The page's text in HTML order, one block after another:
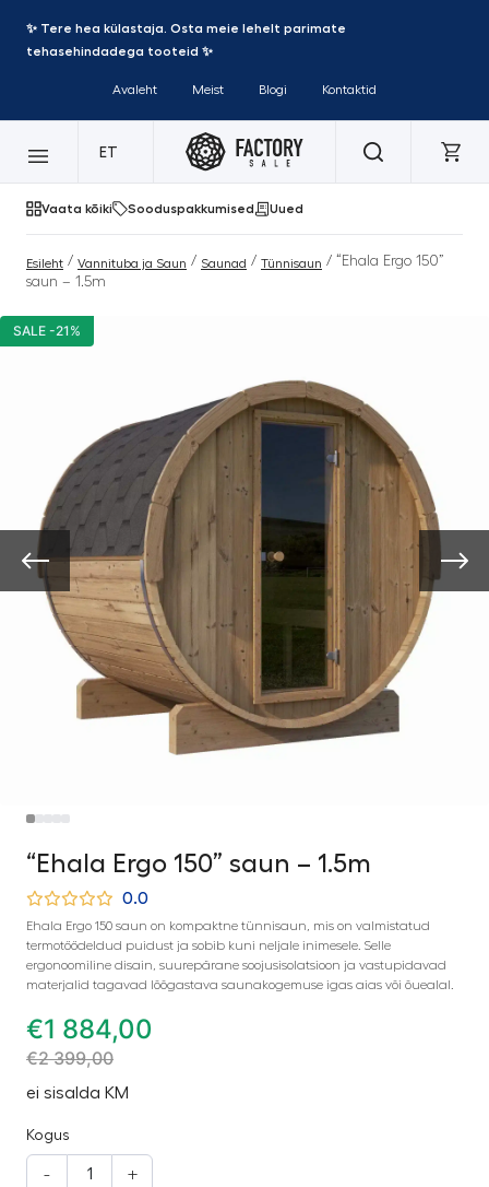
✨ Tere hea külastaja. Osta meie lehelt parimate
tehasehindadega tooteid ✨
Avaleht Meist Blogi Kontaktid
ET
Vaata kõiki Sooduspakkumised Uued
Esileht / Vannituba ja Saun / Saunad / Tünnisaun / “Ehala Ergo 150”
saun – 1.5m
SALE -21%
“Ehala Ergo 150” saun – 1.5m
0.0
Ehala Ergo 150 saun on kompaktne tünnisaun, mis on valmistatud
termotöödeldud puidust ja sobib kuni neljale inimesele. Selle
ergonoomiline disain, suurepärane soojusisolatsioon ja vastupidavad
materjalid tagavad lõõgastava saunakogemuse igas aias või õuealal.
€1 884,00
€2 399,00
ei sisalda KM
Kogus
- +